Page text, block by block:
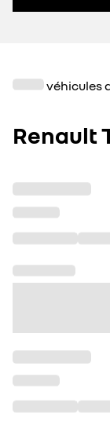
véhicules
Renault